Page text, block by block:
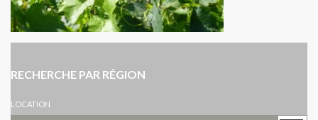
RECHERCHE PAR RÉGION
LOCATION